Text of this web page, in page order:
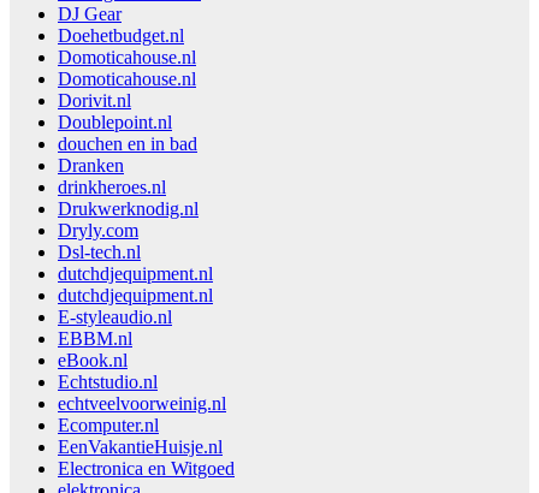
DJ Gear
Doehetbudget.nl
Domoticahouse.nl
Domoticahouse.nl
Dorivit.nl
Doublepoint.nl
douchen en in bad
Dranken
drinkheroes.nl
Drukwerknodig.nl
Dryly.com
Dsl-tech.nl
dutchdjequipment.nl
dutchdjequipment.nl
E-styleaudio.nl
EBBM.nl
eBook.nl
Echtstudio.nl
echtveelvoorweinig.nl
Ecomputer.nl
EenVakantieHuisje.nl
Electronica en Witgoed